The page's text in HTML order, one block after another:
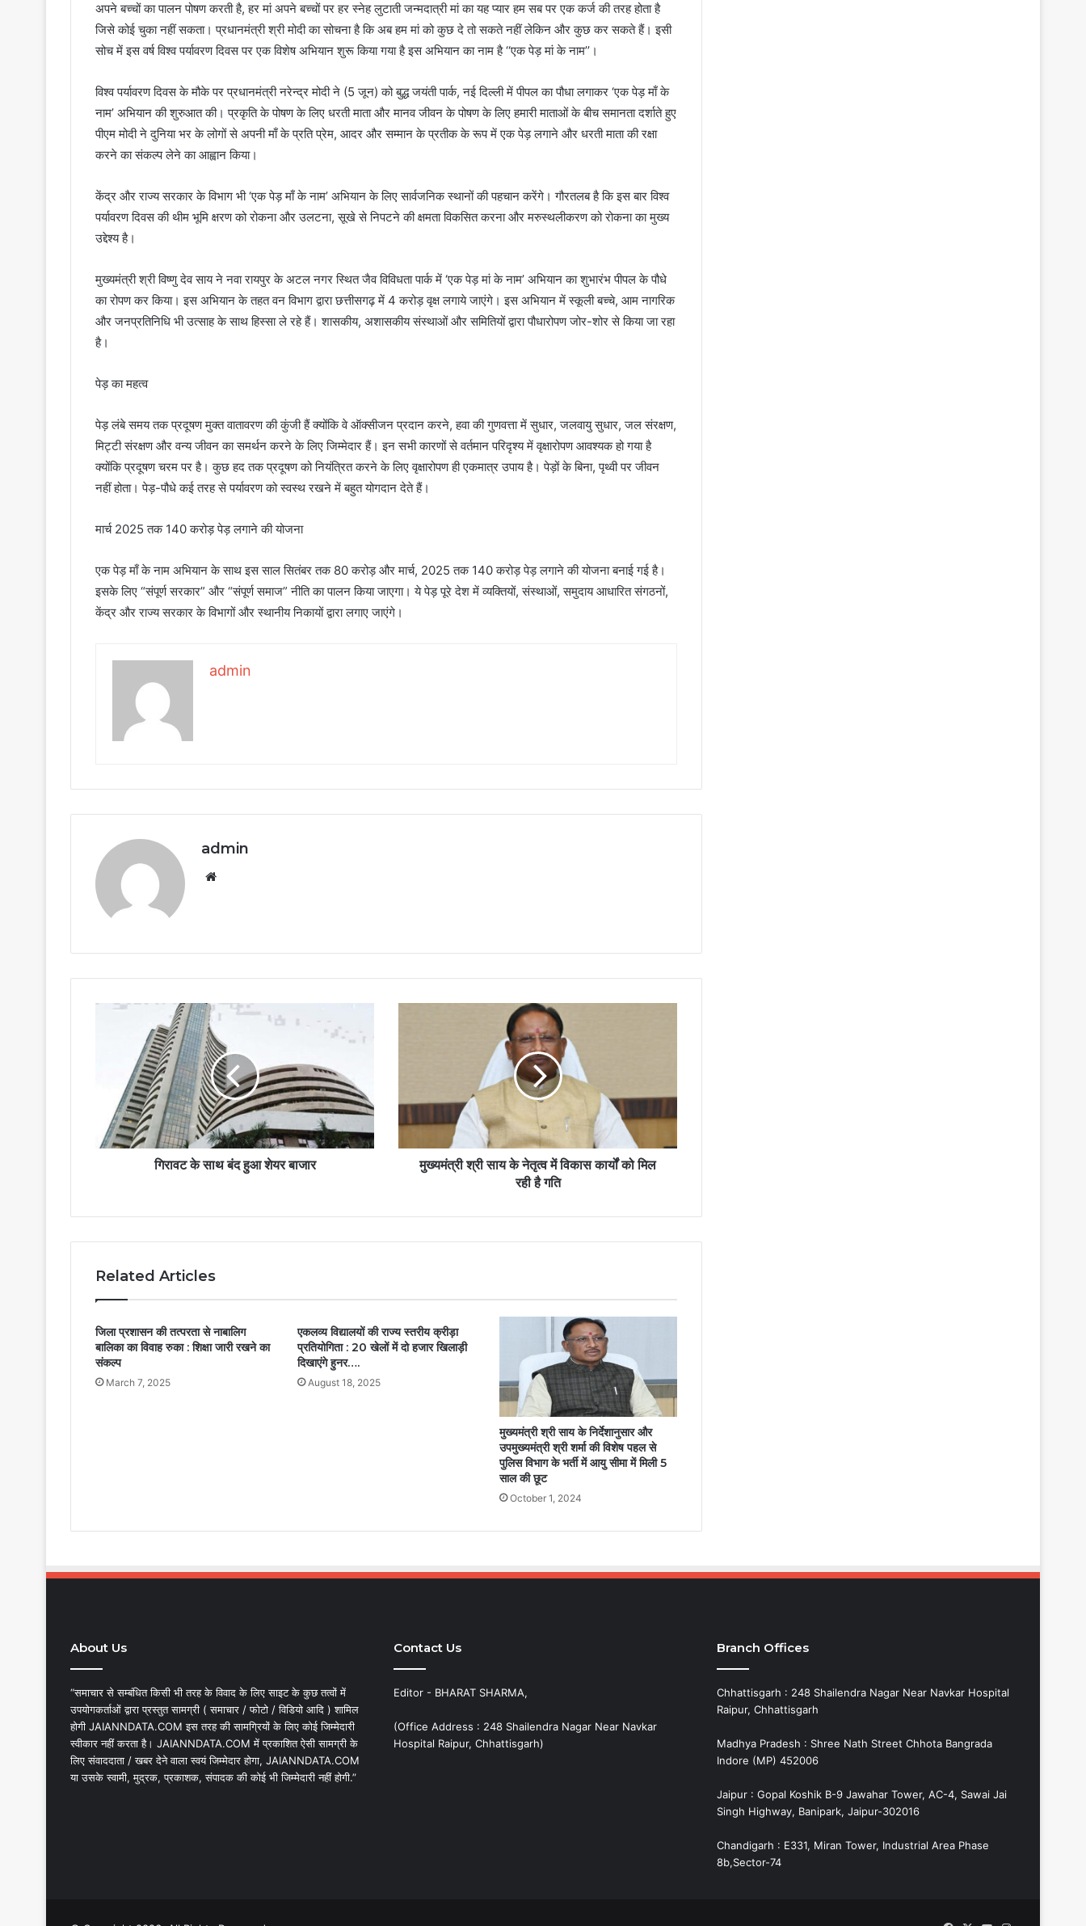
अपने बच्चों का पालन पोषण करती है, हर मां अपने बच्चों पर हर स्नेह लुटाती जन्मदात्री मां का यह प्यार हम सब पर एक कर्ज की तरह होता है
जिसे कोई चुका नहीं सकता। प्रधानमंत्री श्री मोदी का सोचना है कि अब हम मां को कुछ दे तो सकते नहीं लेकिन और कुछ कर सकते हैं। इसी
सोच में इस वर्ष विश्व पर्यावरण दिवस पर एक विशेष अभियान शुरू किया गया है इस अभियान का नाम है ‘‘एक पेड़ मां के नाम’’।
विश्व पर्यावरण दिवस के मौके पर प्रधानमंत्री नरेन्द्र मोदी ने (5 जून) को बुद्ध जयंती पार्क, नई दिल्ली में पीपल का पौधा लगाकर ‘एक पेड़ माँ के
नाम’ अभियान की शुरुआत की। प्रकृति के पोषण के लिए धरती माता और मानव जीवन के पोषण के लिए हमारी माताओं के बीच समानता दर्शाते हुए
पीएम मोदी ने दुनिया भर के लोगों से अपनी माँ के प्रति प्रेम, आदर और सम्मान के प्रतीक के रूप में एक पेड़ लगाने और धरती माता की रक्षा
करने का संकल्प लेने का आह्वान किया।
केंद्र और राज्य सरकार के विभाग भी ‘एक पेड़ माँ के नाम’ अभियान के लिए सार्वजनिक स्थानों की पहचान करेंगे। गौरतलब है कि इस बार विश्व
पर्यावरण दिवस की थीम भूमि क्षरण को रोकना और उलटना, सूखे से निपटने की क्षमता विकसित करना और मरुस्थलीकरण को रोकना का मुख्य
उद्देश्य है।
मुख्यमंत्री श्री विष्णु देव साय ने नवा रायपुर के अटल नगर स्थित जैव विविधता पार्क में ‘एक पेड़ मां के नाम’ अभियान का शुभारंभ पीपल के पौधे
का रोपण कर किया। इस अभियान के तहत वन विभाग द्वारा छत्तीसगढ़ में 4 करोड़ वृक्ष लगाये जाएंगे। इस अभियान में स्कूली बच्चे, आम नागरिक
और जनप्रतिनिधि भी उत्साह के साथ हिस्सा ले रहे हैं। शासकीय, अशासकीय संस्थाओं और समितियों द्वारा पौधारोपण जोर-शोर से किया जा रहा
है।
पेड़ का महत्व
पेड़ लंबे समय तक प्रदूषण मुक्त वातावरण की कुंजी हैं क्योंकि वे ऑक्सीजन प्रदान करने, हवा की गुणवत्ता में सुधार, जलवायु सुधार, जल संरक्षण,
मिट्टी संरक्षण और वन्य जीवन का समर्थन करने के लिए जिम्मेदार हैं। इन सभी कारणों से वर्तमान परिदृश्य में वृक्षारोपण आवश्यक हो गया है
क्योंकि प्रदूषण चरम पर है। कुछ हद तक प्रदूषण को नियंत्रित करने के लिए वृक्षारोपण ही एकमात्र उपाय है। पेड़ों के बिना, पृथ्वी पर जीवन
नहीं होता। पेड़-पौधे कई तरह से पर्यावरण को स्वस्थ रखने में बहुत योगदान देते हैं।
मार्च 2025 तक 140 करोड़ पेड़ लगाने की योजना
एक पेड़ माँ के नाम अभियान के साथ इस साल सितंबर तक 80 करोड़ और मार्च, 2025 तक 140 करोड़ पेड़ लगाने की योजना बनाई गई है।
इसके लिए “संपूर्ण सरकार” और “संपूर्ण समाज” नीति का पालन किया जाएगा। ये पेड़ पूरे देश में व्यक्तियों, संस्थाओं, समुदाय आधारित संगठनों,
केंद्र और राज्य सरकार के विभागों और स्थानीय निकायों द्वारा लगाए जाएंगे।
admin
admin
गिरावट के साथ बंद हुआ शेयर बाजार
मुख्यमंत्री श्री साय के नेतृत्व में विकास कार्यों को मिल
रही है गति
Related Articles
जिला प्रशासन की तत्परता से नाबालिग
बालिका का विवाह रुका : शिक्षा जारी रखने का
संकल्प
March 7, 2025
एकलव्य विद्यालयों की राज्य स्तरीय क्रीड़ा
प्रतियोगिता : 20 खेलों में दो हजार खिलाड़ी
दिखाएंगे हुनर….
August 18, 2025
मुख्यमंत्री श्री साय के निर्देशानुसार और
उपमुख्यमंत्री श्री शर्मा की विशेष पहल से
पुलिस विभाग के भर्ती में आयु सीमा में मिली 5
साल की छूट
October 1, 2024
About Us
“समाचार से सम्बंधित किसी भी तरह के विवाद के लिए साइट के कुछ तत्वों में
उपयोगकर्ताओं द्वारा प्रस्तुत सामग्री ( समाचार / फोटो / विडियो आदि ) शामिल
होगी JAIANNDATA.COM इस तरह की सामग्रियों के लिए कोई जिम्मेदारी
स्वीकार नहीं करता है। JAIANNDATA.COM में प्रकाशित ऐसी सामग्री के
लिए संवाददाता / खबर देने वाला स्वयं जिम्मेदार होगा, JAIANNDATA.COM
या उसके स्वामी, मुद्रक, प्रकाशक, संपादक की कोई भी जिम्मेदारी नहीं होगी.”
Contact Us
Editor - BHARAT SHARMA,
(Office Address : 248 Shailendra Nagar Near Navkar
Hospital Raipur, Chhattisgarh)
Branch Offices
Chhattisgarh : 248 Shailendra Nagar Near Navkar Hospital
Raipur, Chhattisgarh
Madhya Pradesh : Shree Nath Street Chhota Bangrada
Indore (MP) 452006
Jaipur : Gopal Koshik B-9 Jawahar Tower, AC-4, Sawai Jai
Singh Highway, Banipark, Jaipur-302016
Chandigarh : E331, Miran Tower, Industrial Area Phase
8b,Sector-74